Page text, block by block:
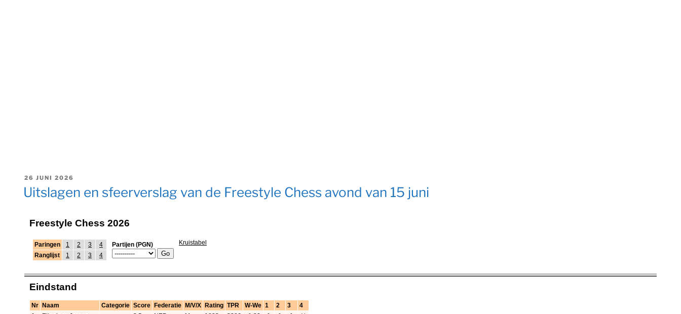
GEPLAATST
26 JUNI 2026
Uitslagen en sfeerverslag van de Freestyle Chess avond van 15 juni